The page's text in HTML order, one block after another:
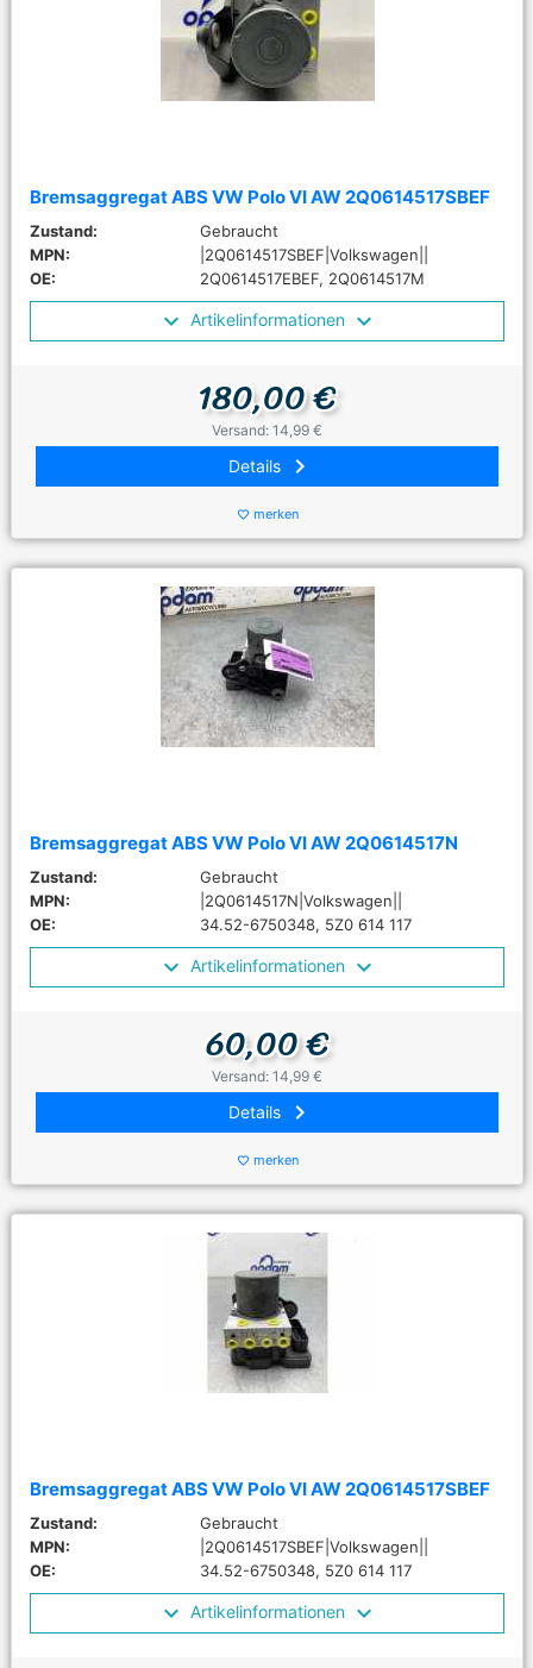
Bremsaggregat ABS VW Polo VI AW 2Q0614517SBEF
Zustand:
Gebraucht
MPN:
|2Q0614517SBEF|Volkswagen||
OE:
2Q0614517EBEF, 2Q0614517M
Artikelinformationen
180,00 €
Versand: 14,99 €
Details keyboard_arrow_right
favorite_border merken
Bremsaggregat ABS VW Polo VI AW 2Q0614517N
Zustand:
Gebraucht
MPN:
|2Q0614517N|Volkswagen||
OE:
34.52-6750348, 5Z0 614 117
Artikelinformationen
60,00 €
Versand: 14,99 €
Details keyboard_arrow_right
favorite_border merken
Bremsaggregat ABS VW Polo VI AW 2Q0614517SBEF
Zustand:
Gebraucht
MPN:
|2Q0614517SBEF|Volkswagen||
OE:
34.52-6750348, 5Z0 614 117
Artikelinformationen